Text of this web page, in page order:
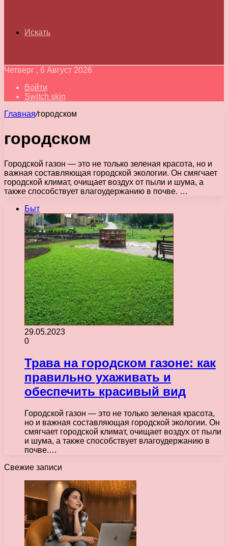
Искать
Четверг , 6 Август 2026
Войти
Switch skin
Главная/городском
городском
Городской газон — это не только зеленая красота, но и
важная составляющая городской экологии. Он смягчает
городской климат, очищает воздух от пыли и шума, а
также способствует влагоудержанию в почве. …
Быт
29.05.2023
0
Трава на городском газоне: как
правильно ухаживать и
обеспечить красивый вид
Городской газон — это не только зеленая красота,
но и важная составляющая городской экологии. Он
смягчает городской климат, очищает воздух от пыли
и шума, а также способствует влагоудержанию в
почве.…
Свежие записи